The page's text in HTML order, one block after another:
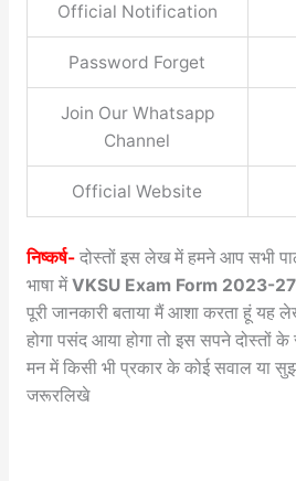
Official Notification
Password Forget
Join Our Whatsapp
Channel
Official Website
निष्कर्ष- दोस्तों इस लेख में हमने आप सभी
भाषा मेंVKSU Exam Form 2023-
पूरी जानकारी बताया मैं आशा करता हूं
होगा पसंद आया होगा तो इस सपने
मन में किसी भी प्रकार के कोई सवाल या
जरूरलिखे